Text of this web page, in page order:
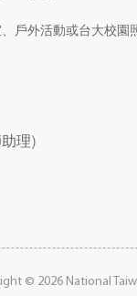
戶外活動或台大校園
理)
© 2026 National